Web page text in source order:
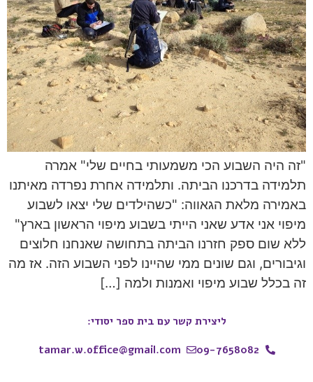
"זה היה השבוע הכי משמעותי בחיים שלי" אמרה
תלמידה בדרכנו הביתה. ותלמידה אחרת נפרדה מאיתנו
באמירה מלאת הגאווה: "כשהילדים שלי יצאו לשבוע
מיפוי אני אדע שאני הייתי בשבוע מיפוי הראשון בארץ"
ללא שום ספק חזרנו הביתה בתחושה שאנחנו חלוצים
וגיבורים, וגם שונים ממי שהיינו לפני השבוע הזה. אז מה
זה בכלל שבוע מיפוי ואמנות ולמה […]
ליצירת קשר עם בית ספר יסודי:
09-7658082
tamar.w.office@gmail.com